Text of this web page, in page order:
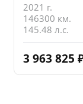
2021 г.
146300 км.
145.48 л.с.
3 963 825